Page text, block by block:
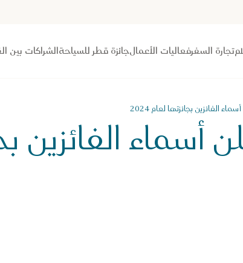
تجارة السفرفعاليات الأعمالجائزة قطر للسياحةالشراكات بين
الفائزين بجائزتها لعام 2024
أسماء الفائزين